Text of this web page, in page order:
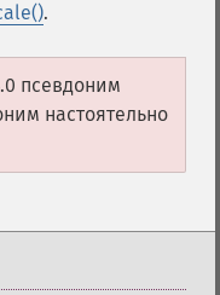
.
псевдоним
настоятельно